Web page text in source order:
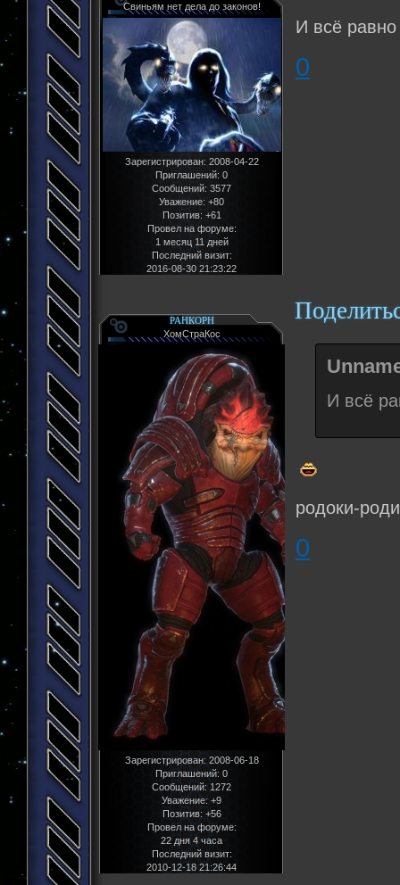
Свиньям нет дела до законов!
Зарегистрирован: 2008-04-22
Приглашений: 0
Сообщений: 3577
Уважение: +80
Позитив: +61
Провел на форуме:
1 месяц 11 дней
Последний визит:
2016-08-30 21:23:22
И всё равно
0
РАНКОРН
ХомСтраКос
Зарегистрирован: 2008-06-18
Приглашений: 0
Сообщений: 1272
Уважение: +9
Позитив: +56
Провел на форуме:
22 дня 4 часа
Последний визит:
2010-12-18 21:26:44
И всё
родоки-
0